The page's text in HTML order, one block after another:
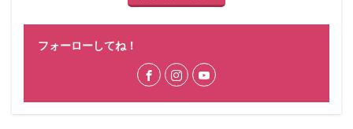
フォーローしてね！